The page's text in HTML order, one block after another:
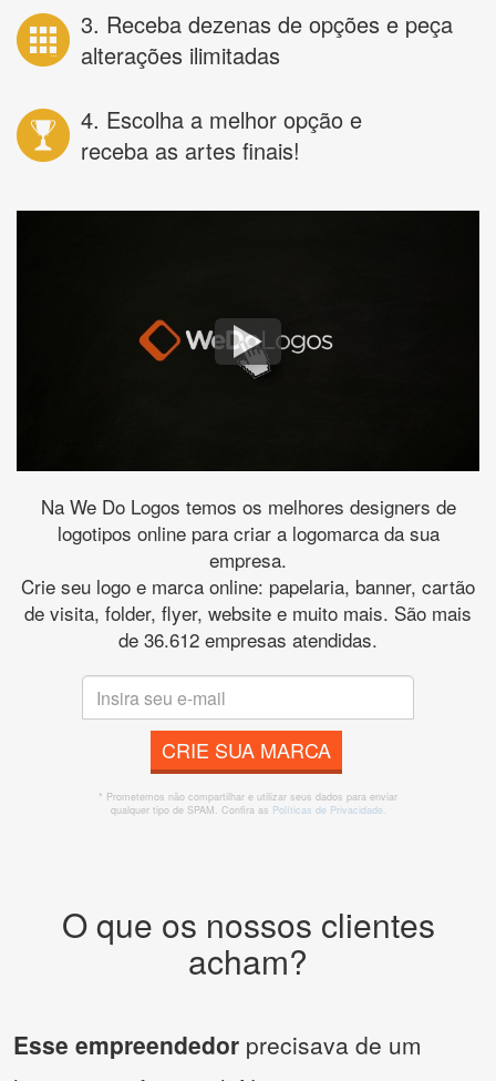
3. Receba dezenas de opções e peça
alterações ilimitadas
4. Escolha a melhor opção e
receba as artes finais!
Na We Do Logos temos os melhores designers de
logotipos online para criar a logomarca da sua
empresa.
Crie seu logo e marca online: papelaria, banner, cartão
de visita, folder, flyer, website e muito mais. São mais
de 36.612 empresas atendidas.
CRIE SUA MARCA
* Prometemos não compartilhar e utilizar seus dados para enviar
qualquer tipo de SPAM. Confira as Políticas de Privacidade.
O que os nossos clientes
acham?
Esse empreendedor precisava de um